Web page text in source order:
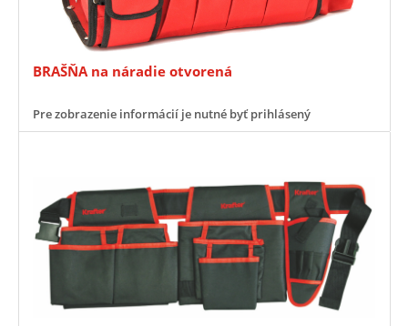
BRAŠŇA na náradie otvorená
Pre zobrazenie informácií je nutné byť prihlásený